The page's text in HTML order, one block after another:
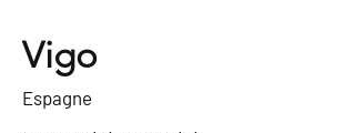
Vigo
Espagne